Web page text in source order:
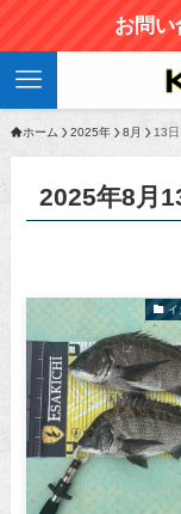
お問い
ホーム 2025年 8月 13日
2025年8月